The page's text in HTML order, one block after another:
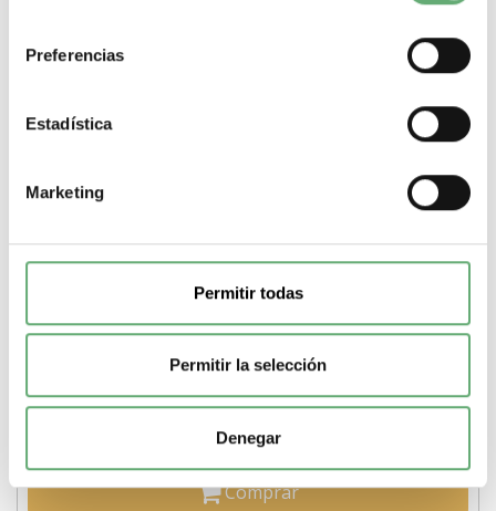
Preferencias
Estadística
Marketing
Permitir todas
Permitir la selección
Denegar
A9A27062 | 1 Espaciador de Schneider Electric ref. A9A27062
componenteEspaciador
Comprar